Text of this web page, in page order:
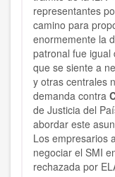
representantes
camino para
enormemente la
patronal fue igual
que se siente a
y otras centrales
demanda contra
de Justicia del
abordar este
Los empresarios
negociar el SMI
rechazada por